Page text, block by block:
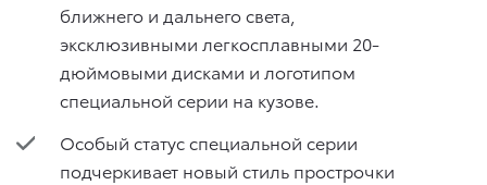
ближнего и дальнего света,
эксклюзивными легкосплавными 20-
дюймовыми дисками и логотипом
специальной серии на кузове.
Особый статус специальной серии
подчеркивает новый стиль прострочки